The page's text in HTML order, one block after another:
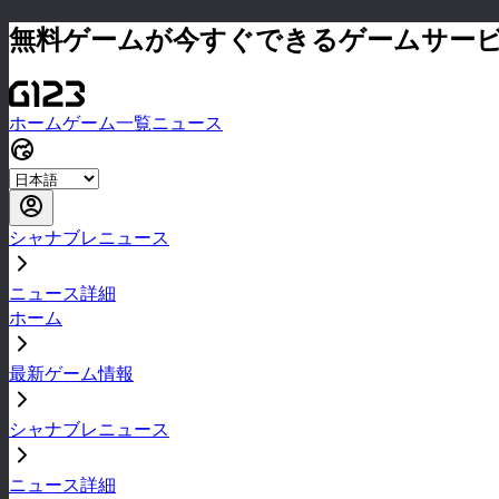
無料ゲームが今すぐできるゲームサー
ホームゲーム一覧ニュース
シャナブレニュース
ニュース詳細
ホーム
最新ゲーム情報
シャナブレニュース
ニュース詳細